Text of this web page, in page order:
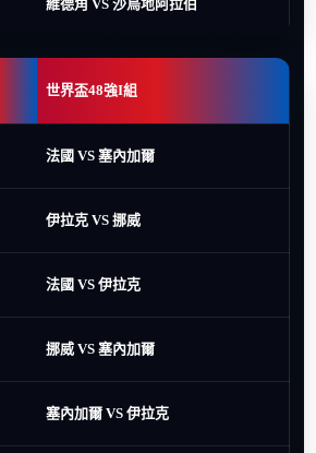
維德角 VS 沙烏地阿拉伯
世界盃48強I組
法國 VS 塞內加爾
伊拉克 VS 挪威
法國 VS 伊拉克
挪威 VS 塞內加爾
塞內加爾 VS 伊拉克